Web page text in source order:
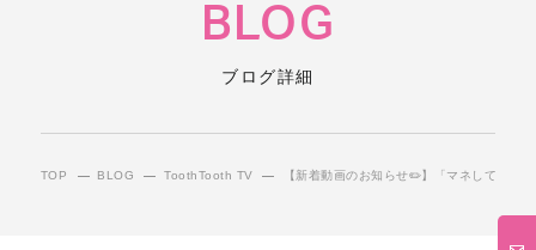
BLOG
ブログ詳細
TOP BLOG ToothTooth TV 【新着動画のお知らせ✏️】「マネして上手